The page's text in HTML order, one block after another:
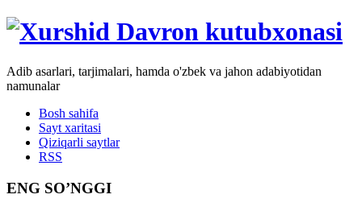
Adib asarlari, tarjimalari, hamda o'zbek va jahon adabiyotidan
namunalar
Bosh sahifa
Sayt xaritasi
Qiziqarli saytlar
RSS
ENG SO’NGGI